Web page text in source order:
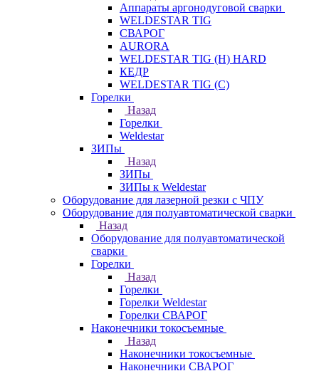
Аппараты аргонодуговой сварки
WELDESTAR TIG
СВАРОГ
AURORA
WELDESTAR TIG (H) HARD
КЕДР
WELDESTAR TIG (С)
Горелки
Назад
Горелки
Weldestar
ЗИПы
Назад
ЗИПы
ЗИПы к Weldestar
Оборудование для лазерной резки с ЧПУ
Оборудование для полуавтоматической сварки
Назад
Оборудование для полуавтоматической
сварки
Горелки
Назад
Горелки
Горелки Weldestar
Горелки СВАРОГ
Наконечники токосъемные
Назад
Наконечники токосъемные
Наконечники СВАРОГ